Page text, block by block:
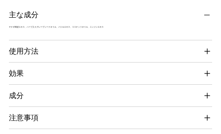
主な成分
ヤナギ樹皮エキス、ハーブ入りグレープシードオイル、バジルエキス、ココナッツオイル、ニンジンエキス
使用方法
効果
成分
注意事項